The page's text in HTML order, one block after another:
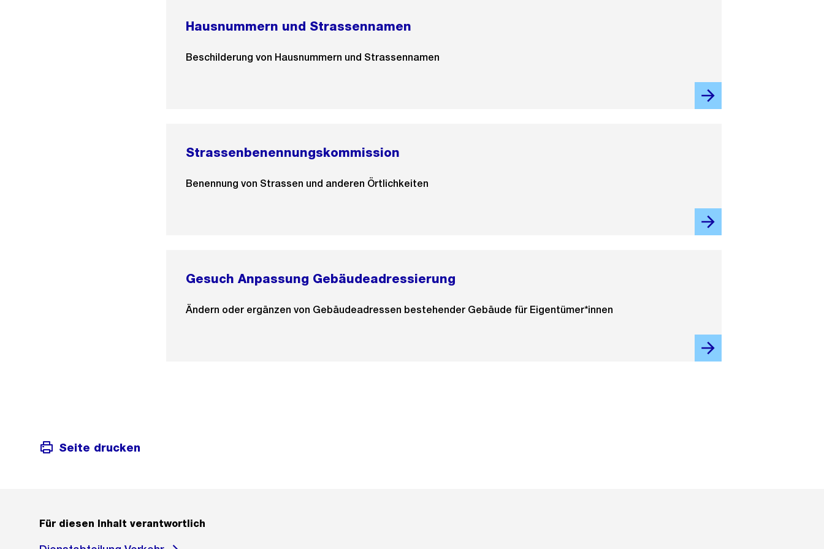
Hausnummern und Strassennamen
Beschilderung von Hausnummern und Strassennamen
Strassenbenennungskommission
Benennung von Strassen und anderen Örtlichkeiten
Gesuch Anpassung Gebäudeadressierung
Ändern oder ergänzen von Gebäudeadressen bestehender Gebäude für Eigentümer*innen
Seite drucken
Für diesen Inhalt verantwortlich